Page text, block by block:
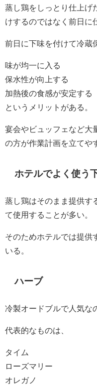
蒸し鶏をしっとり仕上げ
けするのではなく前日に
前日に下味を付けて冷蔵
味が均一に入る
保水性が向上する
加熱後の食感が安定する
というメリットがある。
宴会やビュッフェなど大
の方が作業計画を立てや
ホテルでよく使う
蒸し鶏はそのまま提供す
て使用することが多い。
そのためホテルでは提供
いる。
ハーブ
冷製オードブルで人気な
代表的なものは、
タイム
ローズマリー
オレガノ